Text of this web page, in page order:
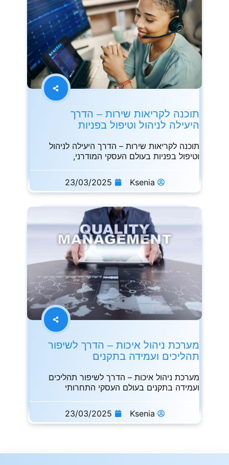
תוכנה לקריאות שירות – הדרך
היעילה לניהול וטיפול בפניות
תוכנה לקריאות שירות – הדרך היעילה לניהול
וטיפול בפניות בעולם העסקי המודרני,
Ksenia
23/03/2025
מערכת ניהול איכות – הדרך לשיפור
תהליכים ועמידה בתקנים
מערכת ניהול איכות – הדרך לשיפור תהליכים
ועמידה בתקנים בעולם העסקי התחרותי
Ksenia
23/03/2025